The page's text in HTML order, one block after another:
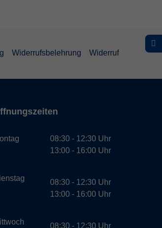
Widerrufsbelehrung Widerruf
08:30 - 12:30 Uhr
13:00 - 16:00 Uhr
08:30 - 12:30 Uhr
13:00 - 16:00 Uhr
08:30 - 12:30 Uhr